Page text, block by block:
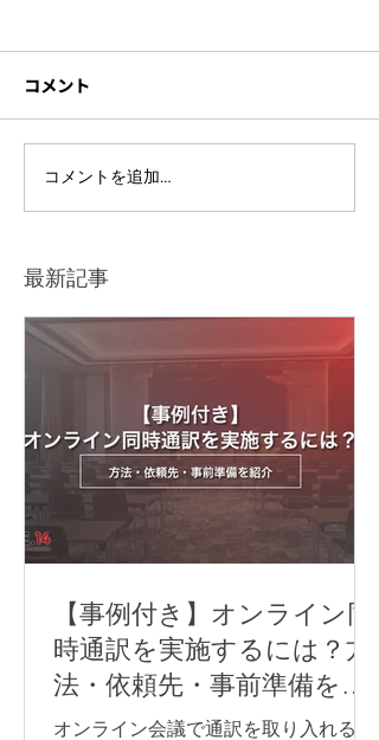
フランスの美食と芸術が
融合した華やかな夜「福
影レポート
コメント
コメントを追加…
最新記事
【事例付き】オンライン同
時通訳を実施するには？方
法・依頼先・事前準備を紹
介
オンライン会議で通訳を取り入れる方